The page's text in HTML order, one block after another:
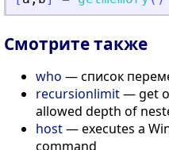
Смотрите также
who — список
recursionlimit— get
allowed depth of
host— executes a
command